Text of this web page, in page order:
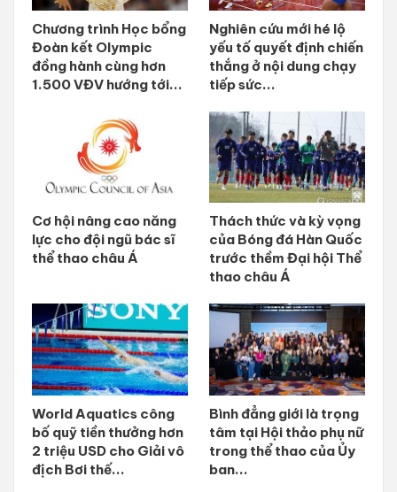
Chương trình Học bổng
Đoàn kết Olympic
đồng hành cùng hơn
1.500 VĐV hướng tới...
Nghiên cứu mới hé lộ
yếu tố quyết định chiến
thắng ở nội dung chạy
tiếp sức...
Cơ hội nâng cao năng
lực cho đội ngũ bác sĩ
thể thao châu Á
Thách thức và kỳ vọng
của Bóng đá Hàn Quốc
trước thềm Đại hội Thể
thao châu Á
World Aquatics công
bố quỹ tiền thưởng hơn
2 triệu USD cho Giải vô
địch Bơi thế...
Bình đẳng giới là trọng
tâm tại Hội thảo phụ nữ
trong thể thao của Ủy
ban...